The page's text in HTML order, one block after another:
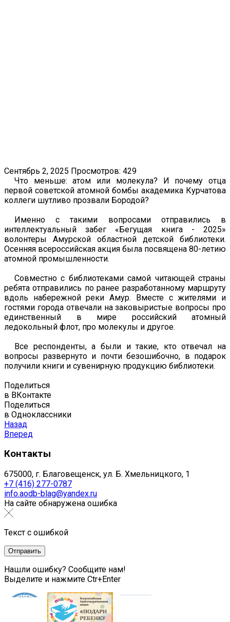
Сентябрь 2, 2025 Просмотров: 429
Что меньше: атом или молекула? И почему отца
первой советской атомной бомбы академика Курчатова
коллеги шутливо прозвали Бородой?
Именно с такими вопросами отправились в
интеллектуальный забег «Бегущая книга - 2025»
волонтеры Амурской областной детской библиотеки.
Осенняя всероссийская акция была посвящена 80-летию
атомной промышленности.
Совместно с библиотеками самой читающей страны
ребята отправились по ранее разработанному маршруту
вдоль набережной реки Амур. Вместе с жителями и
гостями города отвечали на заковыристые вопросы про
единственный в мире российский атомный
ледокольный флот, про молекулы и другое.
Все респонденты, а были и такие, кто отвечал на
вопросы развернуто и почти безошибочно, в подарок
получили книги и сувенирную продукцию библиотеки.
Поделиться
в ВКонтакте
Поделиться
в Одноклассники
Назад
Вперед
Контакты
675000, г. Благовещенск, ул. Б. Хмельницкого, 1
+7 (416) 277-0787
info.aodb-blag@yandex.ru
На сайте обнаружена ошибка
Текст с ошибкой
Нашли ошибку? Сообщите нам!
Выделите и нажмите Ctr+Enter